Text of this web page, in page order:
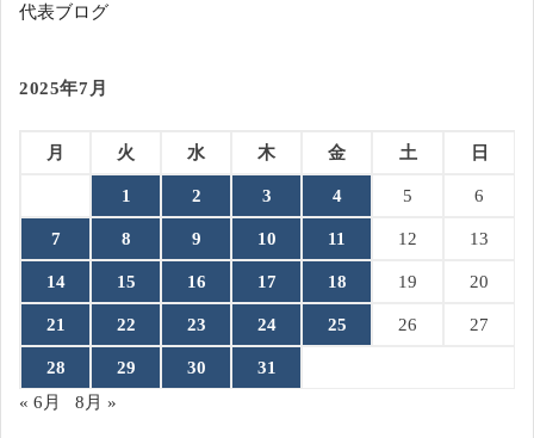
代表ブログ
2025年7月
月 火 水 木 金 土 日
1 2 3 4 5 6
7 8 9 10 11 12 13
14 15 16 17 18 19 20
21 22 23 24 25 26 27
28 29 30
31
« 6月
8月 »